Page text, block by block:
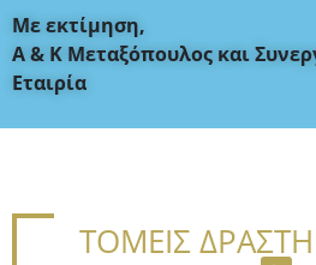
Με εκτίμηση,
Α & Κ Μεταξόπουλος και
Εταιρία
ΤΟΜΕΙΣ